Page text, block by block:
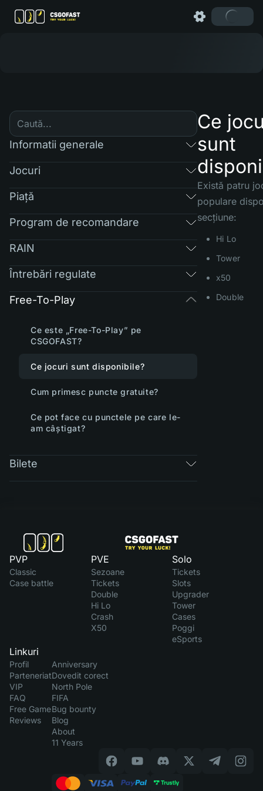
Informatii generale
Jocuri
Piaţă
Program de recomandare
RAIN
Întrebări regulate
Free-To-Play
Ce este „Free-To-Play” pe
CSGOFAST?
Ce jocuri sunt disponibile?
Cum primesc puncte gratuite?
Ce pot face cu punctele pe care le-
am câștigat?
Bilete
Ce
sunt
Există patru
populare
secțiune:
Hi Lo
Tower
x50
Double
PVP
Classic
Case battle
PVE
Sezoane
Tickets
Double
Hi Lo
Crash
X50
Solo
Tickets
Slots
Upgrader
Tower
Cases
Poggi
eSports
Linkuri
Profil
Parteneriat
VIP
FAQ
Free Game
Reviews
Anniversary
Dovedit corect
North Pole
FIFA
Bug bounty
Blog
About
11 Years